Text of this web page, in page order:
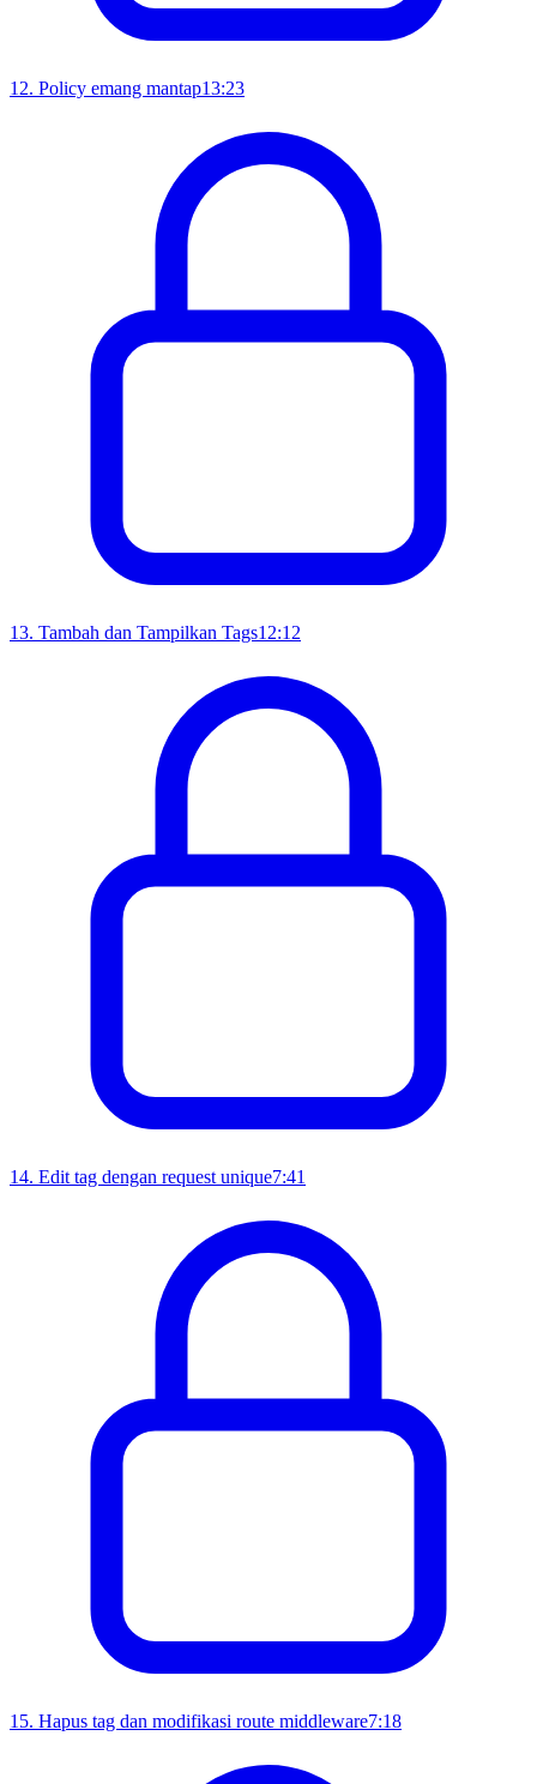
12. Policy emang mantap13:23
13. Tambah dan Tampilkan Tags12:12
14. Edit tag dengan request unique7:41
15. Hapus tag dan modifikasi route middleware7:18